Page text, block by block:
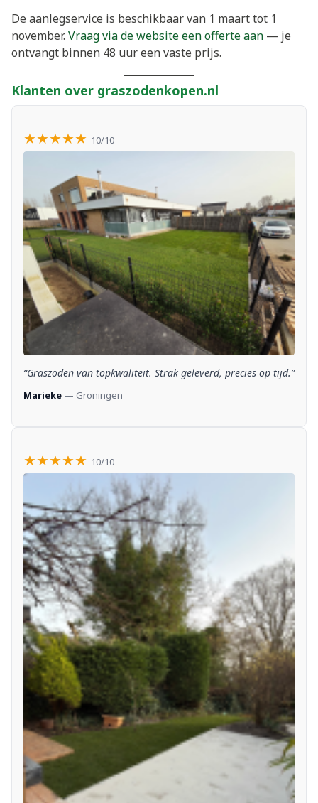
De aanlegservice is beschikbaar van 1 maart tot 1
november.Vraag via de website een offerte aan — je
ontvangt binnen 48 uur een vaste prijs.
Klanten over graszodenkopen.nl
★★★★★ 10/10
“Graszoden van topkwaliteit. Strak geleverd, precies op tijd.”
Marieke — Groningen
★★★★★ 10/10